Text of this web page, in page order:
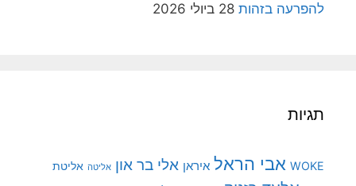
להפרעה בזהות 28 ביולי 2026
תגיות
WOKE אבי הראל איראן אלי בר און אליטה אליטת